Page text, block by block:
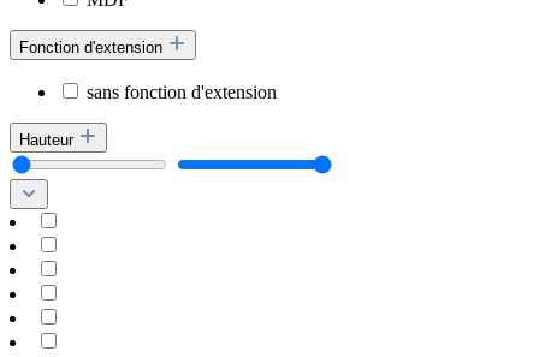
Fonction d'extension
sans fonction d'extension
Hauteur